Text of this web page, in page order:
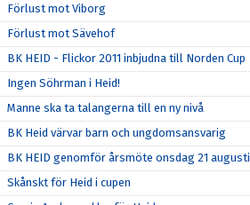
Förlust mot Viborg
Förlust mot Sävehof
BK HEID - Flickor 2011 inbjudna till Norden Cup
Ingen Söhrman i Heid!
Manne ska ta talangerna till en ny nivå
BK Heid värvar barn och ungdomsansvarig
BK HEID genomför årsmöte onsdag 21 augusti
Skånskt för Heid i cupen